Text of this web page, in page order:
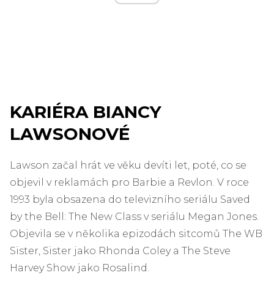
KARIÉRA BIANCY
LAWSONOVÉ
Lawson začal hrát ve věku devíti let, poté, co se
objevil v reklamách pro Barbie a Revlon. V roce
1993 byla obsazena do televizního seriálu Saved
by the Bell: The New Class v seriálu Megan Jones.
Objevila se v několika epizodách sitcomů The WB
Sister, Sister jako Rhonda Coley a The Steve
Harvey Show jako Rosalind.